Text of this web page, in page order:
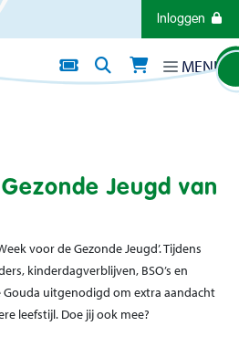
Inloggen
MENU
Jeugd van
voor de Gezonde Jeugd’. Tijdens
kinderdagverblijven, BSO’s en
Gouda uitgenodigd om extra aandacht
leefstijl. Doe jij ook mee?